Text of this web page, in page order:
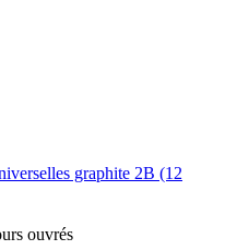
graphite 2B (12
ouvrés